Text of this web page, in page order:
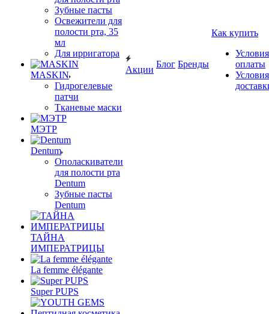
Зубные пасты
Освежители для
полости рта, 35
мл
Для ирригатора
MASKIN
Гидрогелевые
патчи
Тканевые маски
МЭТР
Dentum
Ополаскиватели
для полости рта
Dentum
Зубные пасты
Dentum
ТАЙНА
ИМПЕРАТРИЦЫ
La femme élégante
Super PUPS
Акции
Блог Бренды
Как купить
Условия
оплаты
Условия